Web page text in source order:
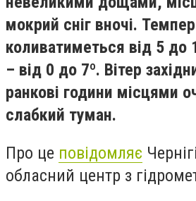
мокрий сніг вночі.
коливатиметься від 5 до
– від 0 до 7º. Вітер
ранкові години місцями
слабкий туман.
Про це повідомляє
обласний центр з